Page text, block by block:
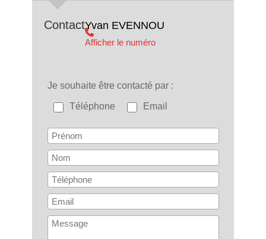
Je souhaite être contacté par
Téléphone Email
ContactYvan EVENNOU
Afficher le numéro